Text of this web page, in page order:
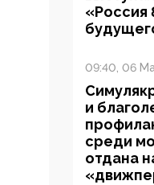
«Россия
09:40, 06
и
среди
отдана